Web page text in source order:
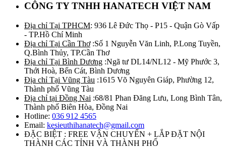
CÔNG TY TNHH HANATECH VIỆT NAM
Địa chỉ Tại TPHCM: 936 Lê Đức Thọ - P15 - Quận Gò Vấp
- TP.Hồ Chí Minh
Địa chỉ Tại Cần Thơ:Số 1 Nguyễn Văn Linh, P.Long Tuyền,
Q.Bình Thủy, TP.Cần Thơ
Địa chỉ Tại Bình Dương :Ngã tư DL14/NL12 - Mỹ Phước 3,
Thới Hoà, Bến Cát, Bình Dương
Địa chỉ Tại Vũng Tàu :1615 Võ Nguyên Giáp, Phường 12,
Thành phố Vũng Tàu
Địa chỉ tại Đồng Nai :68/81 Phan Đăng Lưu, Long Bình Tân,
Thành phố Biên Hòa, Đồng Nai
Hotline: 036 912 4565
Email: kesieuthihanatech@gmail.com
ĐẶC BIỆT : FREE VẬN CHUYỂN + LẮP ĐẶT NỘI
THÀNH CÁC TỈNH VÀ THÀNH PHỐ